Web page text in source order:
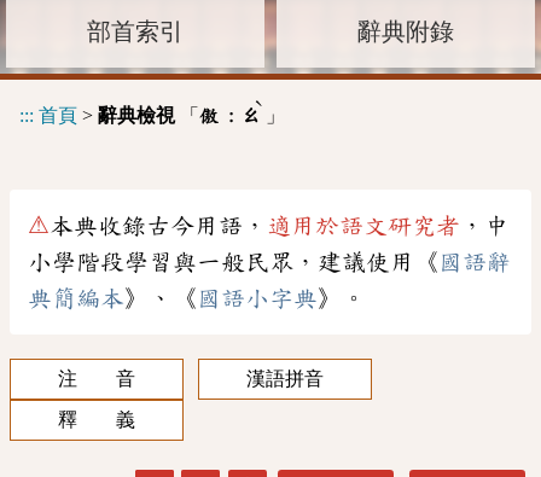
部首索引 辭典附錄
::: 首頁 > 辭典檢視「 傲 : ㄠ
ˋ
」
⚠本典收錄古今用語， 適用於語文研究者 ，中
小學階段學習與一般民眾，建議使用《 國語辭
典簡編本》、《 國語小字典》。
注 音
漢語拼音
釋 義